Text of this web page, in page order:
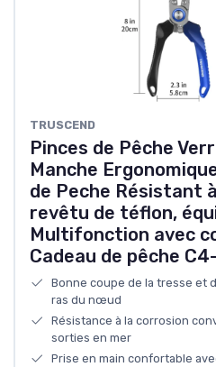
TRUSCEND
Pinces de Pêche
Manche
de Peche Résistant
revêtu de téflon,
Multifonction avec
Cadeau de pêche
Bonne coupe de la tresse et
ras du nœud
Résistance à la corrosion
sorties en mer
Prise en main confortable